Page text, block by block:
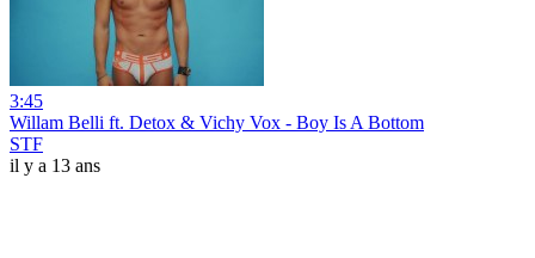
3:45
Willam Belli ft. Detox & Vichy Vox - Boy Is A Bottom
STF
il y a 13 ans